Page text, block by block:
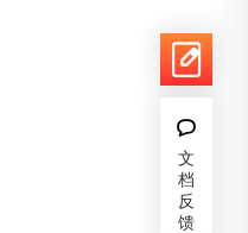
文
档
反
馈